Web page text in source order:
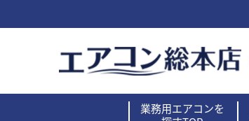
業務用エアコンを